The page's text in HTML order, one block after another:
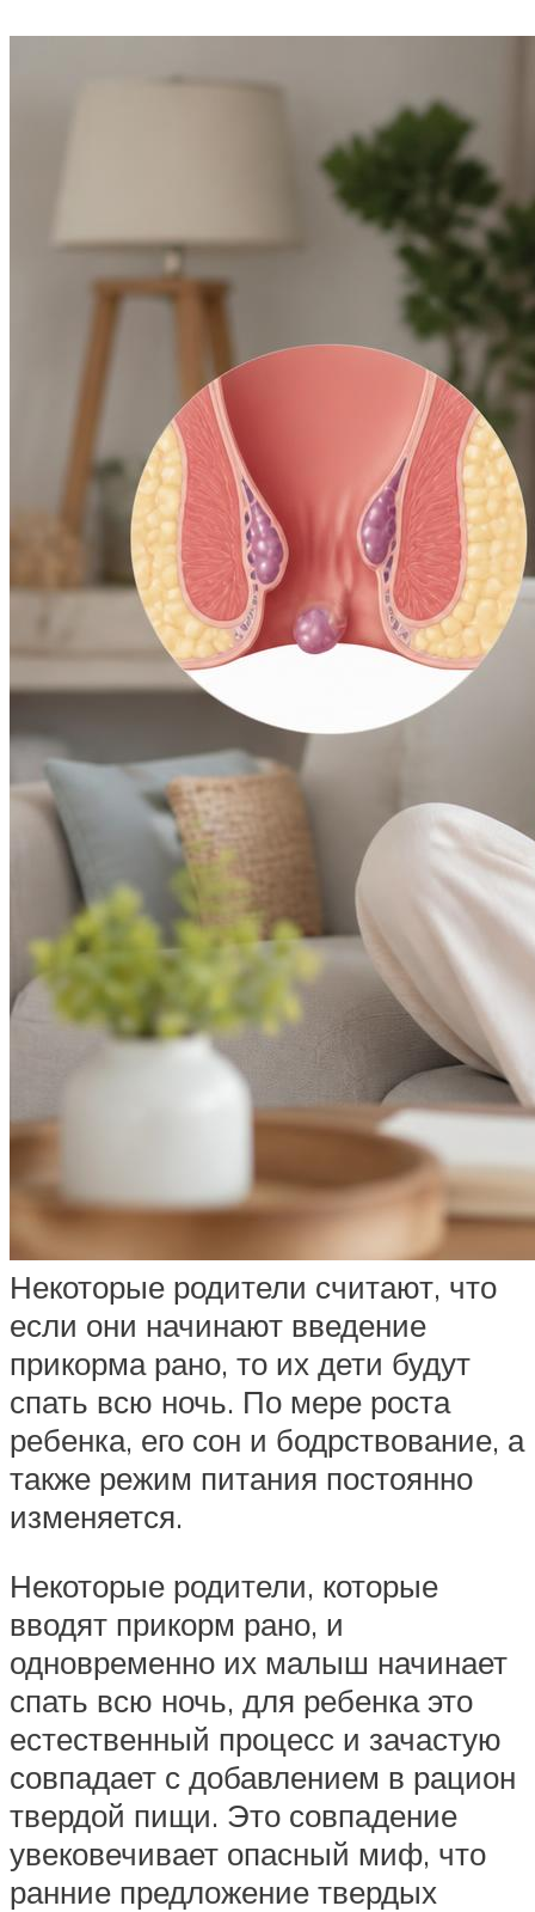
Некоторые родители считают, что
если они начинают введение
прикорма рано, то их дети будут
спать всю ночь. По мере роста
ребенка, его сон и бодрствование, а
также режим питания постоянно
изменяется.
Некоторые родители, которые
вводят прикорм рано, и
одновременно их малыш начинает
спать всю ночь, для ребенка это
естественный процесс и зачастую
совпадает с добавлением в рацион
твердой пищи. Это совпадение
увековечивает опасный миф, что
ранние предложение твердых